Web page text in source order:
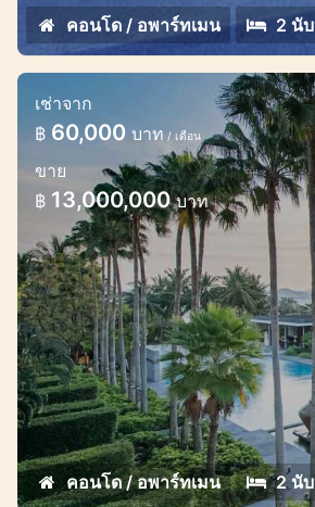
คอนโด / อพาร์ทเมน 2 นั
ดูเพล็กซ์อพาร์ทเมนท์กว้า
อพาร์ทเมนท์กว้างขวางทันสมัย
เช่าจาก
฿ 60,000 บาท / เดือน
ขาย
฿ 13,000,000บาท
คอนโด / อพาร์ทเมน 2 นั